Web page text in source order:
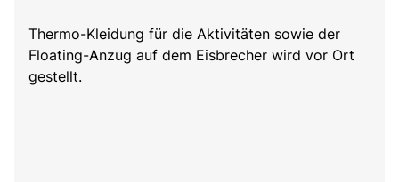
Thermo-Kleidung für die Aktivitäten sowie der
Floating-Anzug auf dem Eisbrecher wird vor Ort
gestellt.